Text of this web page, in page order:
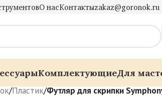
О насКонтактыzakaz@goronok.ru
КомплектующиеДля
/Пластик/Футляр для скрипки